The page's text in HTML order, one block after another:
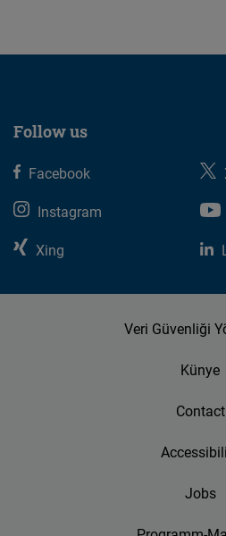
Follow us
Facebook
Instagram
Xing
Veri Güvenliği
Künye
Contact
Jobs